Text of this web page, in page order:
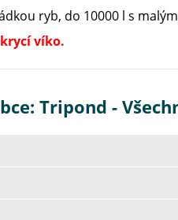
ryb, do 10000 l s
víko.
Tripond -